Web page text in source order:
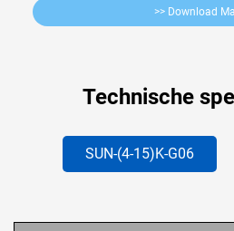
>> Download
Technische
SUN-(4-15)K-G06